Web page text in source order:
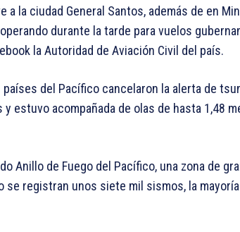
la ciudad General Santos, además de en
durante la tarde para vuelos
la Autoridad de Aviación Civil del país.
del Pacífico cancelaron la alerta de
estuvo acompañada de olas de hasta 1,48
Anillo de Fuego del Pacífico, una zona de
se registran unos siete mil sismos, la mayoría